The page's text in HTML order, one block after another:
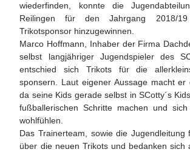
wiederfinden, konnte die
Reilingen für den Jahrgang 2018/
Trikotsponsor hinzugewinnen.
Marco Hoffmann, Inhaber der Firma
selbst langjähriger Jugendspieler des
entschied sich Trikots für die
sponsern. Laut eigener Aussage macht er
da seine Kids gerade selbst in SCotty´s
fußballerischen Schritte machen und
wohlfühlen.
Das Trainerteam, sowie die Jugendleitung
über die neuen Trikots und bedanken sich